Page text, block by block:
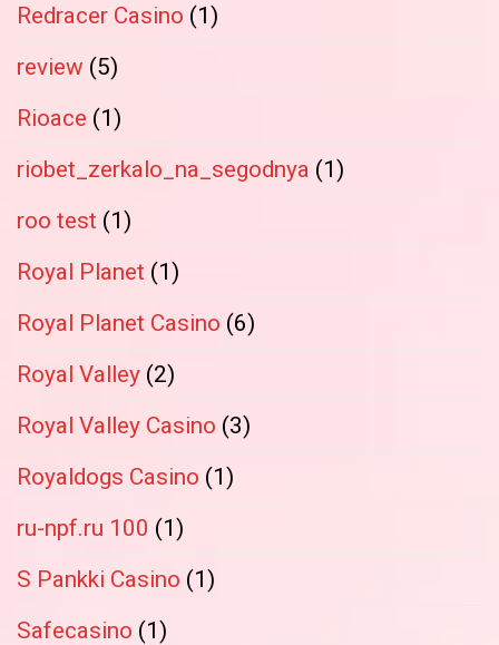
Redracer Casino (1)
review (5)
Rioace (1)
riobet_zerkalo_na_segodnya (1)
roo test (1)
Royal Planet (1)
Royal Planet Casino (6)
Royal Valley (2)
Royal Valley Casino (3)
Royaldogs Casino (1)
ru-npf.ru 100 (1)
S Pankki Casino (1)
Safecasino (1)